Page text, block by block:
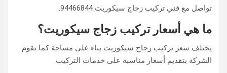
تواصل مع فني تركيب زجاج سيكوريت 94466844.
ما هي أسعار تركيب زجاج سيكوريت؟
يختلف سعر تركيب زجاج سيكوريت بناء على مساحة كما تقوم
الشركة بتقديم أسعار مناسبة على خدمات التركيب.